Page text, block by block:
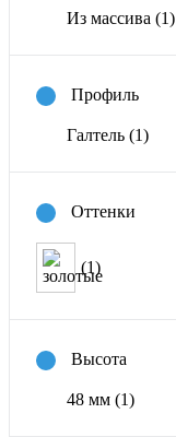
Из массива (1)
Профиль
Галтель (1)
Оттенки
(1)
Высота
48 мм (1)